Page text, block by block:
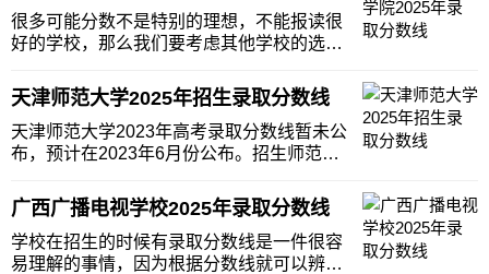
很多可能分数不是特别的理想，不能报读很
好的学校，那么我们要考虑其他学校的选
一所中职院校，如果是高中成绩不好，我们
可以考虑读大专学校。那么，下面一起来了
解下西安医护专修学院的录取分数线。西安
中考录取分数线
天津师范大学2025年招生录取分数线
天津师范大学2023年高考录取分数线暂未公
布，预计在2023年6月份公布。招生师范学
津师范大学各地录取分数线情况。 天津
师范大学2023年分数线表格省份文理科最高
分最低分天津文科506413天津理
广西广播电视学校2025年录取分数线
学校在招生的时候有录取分数线是一件很容
易理解的事情，因为根据分数线就可以辨别